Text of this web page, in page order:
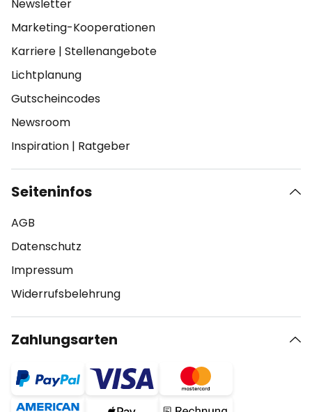
Newsletter
Marketing-Kooperationen
Karriere | Stellenangebote
Lichtplanung
Gutscheincodes
Newsroom
Inspiration | Ratgeber
Seiteninfos
AGB
Datenschutz
Impressum
Widerrufsbelehrung
Zahlungsarten